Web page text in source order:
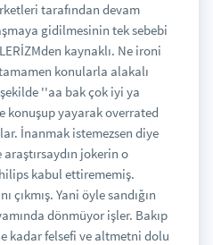
tarafından devam
gidilmesinin tek sebebi
kaynaklı. Ne ironi
konularla alakalı
''aa bak çok iyi ya
konuşup yayarak overrated
İnanmak istemezsen diye
jokerin o
kabul ettirememiş.
çıkmış. Yani öyle sandığın
dönmüyor işler. Bakıp
kadar felsefi ve altmetni dolu